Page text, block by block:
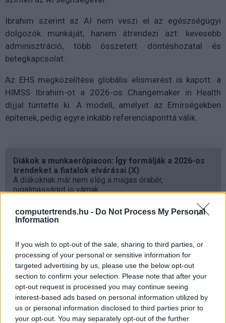
computertrends.hu - Do Not Process My Personal
Information
If you wish to opt-out of the sale, sharing to third parties, or
processing of your personal or sensitive information for
targeted advertising by us, please use the below opt-out
section to confirm your selection. Please note that after your
opt-out request is processed you may continue seeing
interest-based ads based on personal information utilized by
us or personal information disclosed to third parties prior to
your opt-out. You may separately opt-out of the further
Ibrahim szerint az AI nem veszi el az egészségügyi
dolgozók munkáját, hanem átrendezi azt: kevesebb
adminisztráció, több összetett döntéshozatal és
betegkapcsolat.
Az EHS megközelítése globális elismerést is kapott: a
HIMSS Ibrahim-ot a 2026-os Changemaker in Health
díjjal tüntette ki. A modell, amelyet az Emírségekben
építenek, pedig egyre inkább referenciaponttá válik.
Diákok a munkaerőpiacon: Így formálják a 2026-os
trendeket a fiatalok elvárásai (X)
A diákoknak már nem elég a magas órabér,
rugalmasságot is várnak.
Címkék: #amal virtuális orvosi asszisztens
Hogyan épít az ember hidat,